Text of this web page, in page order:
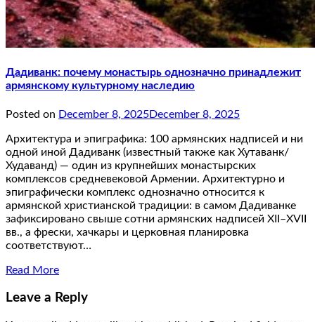
Дадиванк: почему монастырь однозначно принадлежит
армянскому культурному наследию
Posted on December 8, 2025December 8, 2025
Архитектура и эпиграфика: 100 армянских надписей и ни
одной иной Дадиванк (известный также как Хутаванк/
Худаванд) — один из крупнейших монастырских
комплексов средневековой Армении. Архитектурно и
эпиграфически комплекс однозначно относится к
армянской христианской традиции: в самом Дадиванке
зафиксировано свыше сотни армянских надписей XII–XVII
вв., а фрески, хачкары и церковная планировка
соответствуют…
Read More
Leave a Reply